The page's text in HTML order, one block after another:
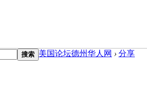
搜索 美国论坛德州华人网 › 分享